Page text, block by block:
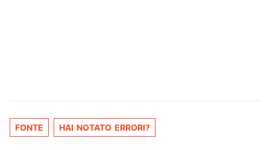
FONTE HAI NOTATO ERRORI?